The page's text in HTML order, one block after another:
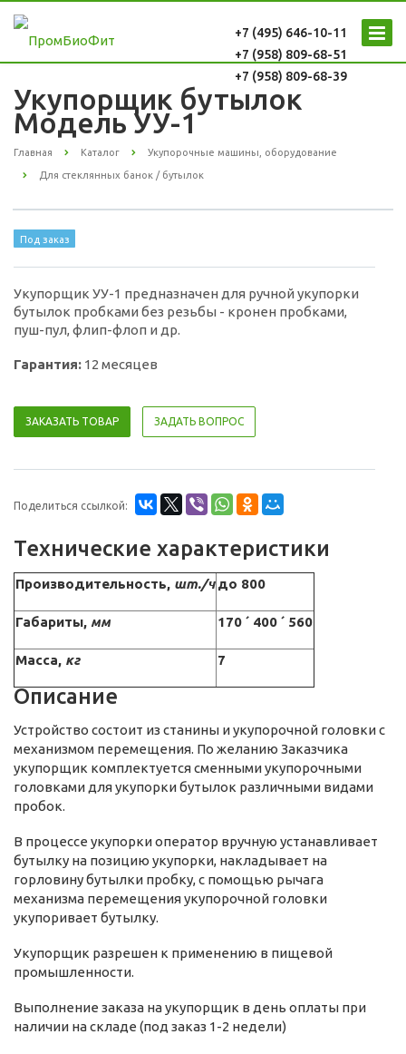
+7 (495) 646-10-11
+7 (958) 809-68-51
+7 (958) 809-68-39
Укупорщик бутылок
Модель УУ-1
Главная Каталог Укупорочные машины, оборудование
Для стеклянных банок / бутылок
Под заказ
Укупорщик УУ-1 предназначен для ручной укупорки
бутылок пробками без резьбы - кронен пробками,
пуш-пул, флип-флоп и др.
Гарантия: 12 месяцев
ЗАКАЗАТЬ ТОВАР ЗАДАТЬ ВОПРОС
Поделиться ссылкой:
Технические характеристики
Производительность, шт./ч до 800
Габариты, мм 170 ´ 400 ´ 560
Масса, кг 7
Описание
Устройство состоит из станины и укупорочной головки с
механизмом перемещения. По желанию Заказчика
укупорщик комплектуется сменными укупорочными
головками для укупорки бутылок различными видами
пробок.
В процессе укупорки оператор вручную устанавливает
бутылку на позицию укупорки, накладывает на
горловину бутылки пробку, с помощью рычага
механизма перемещения укупорочной головки
укупоривает бутылку.
Укупорщик разрешен к применению в пищевой
промышленности.
Выполнение заказа на укупорщик в день оплаты при
наличии на складе (под заказ 1-2 недели)